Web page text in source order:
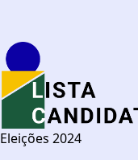
Eleições 2024